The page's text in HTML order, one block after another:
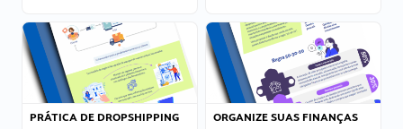
PRÁTICA DE DROPSHIPPING ORGANIZE SUAS FINANÇAS